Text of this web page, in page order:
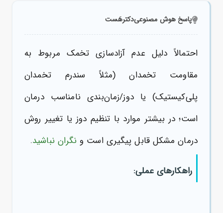
پاسخ هوش مصنوعیدکترهَست
احتمالاً دلیل عدم آزادسازی تخمک مربوط به
مقاومت تخمدان (مثلاً سندرم تخمدان
پلی‌کیستیک) یا دوز/زمان‌بندی نامناسب درمان
است؛ در بیشتر موارد با تنظیم دوز یا تغییر روش
درمان مشکل قابل پیگیری است و نگران نباشید.
راهکارهای عملی: